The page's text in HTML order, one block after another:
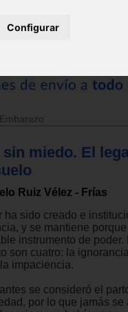
Configurar
Embarazo
miedo. El
Ruiz Vélez - Frías
ha sido creado e
y se mantiene
instrumento de poder.
son cuatro: la
impaciencia.
se consideró el
por lo que jamás se